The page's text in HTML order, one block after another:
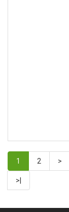
1 2 >
>|